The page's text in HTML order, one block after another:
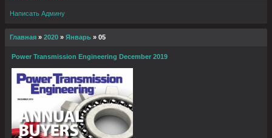
Написать Админу
Главная » 2020 » Январь » 05
Power Transmission Engineering December 2019